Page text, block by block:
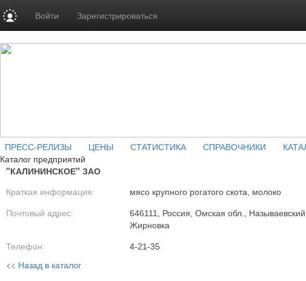
Войти Зарегистрироваться
ПРЕСС-РЕЛИЗЫ ЦЕНЫ СТАТИСТИКА СПРАВОЧНИКИ
Каталог предприятий
"КАЛИНИНСКОЕ" ЗАО
Краткая информация: мясо крупного рогатого скота, молоко
Почтовый адрес:
646111, Россия, Омская обл., Называевский
Жирновка
Телефон: 4-21-35
<< Назад в каталог